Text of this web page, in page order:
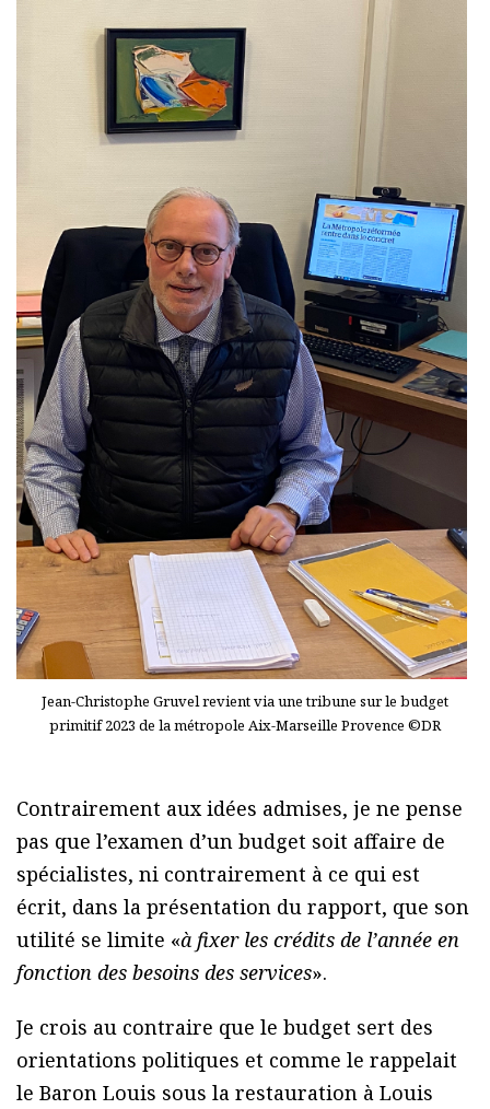
Jean-Christophe Gruvel revient via une tribune sur le budget
primitif 2023 de la métropole Aix-Marseille Provence ©DR
Contrairement aux idées admises, je ne pense
pas que l’examen d’un budget soit affaire de
spécialistes, ni contrairement à ce qui est
écrit, dans la présentation du rapport, que son
utilité se limite «à fixer les crédits de l’année en
fonction des besoins des services».
Je crois au contraire que le budget sert des
orientations politiques et comme le rappelait
le Baron Louis sous la restauration à Louis